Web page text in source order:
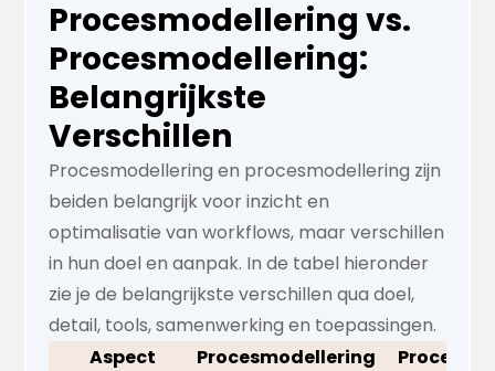
Procesmodellering vs.
Procesmodellering:
Belangrijkste
Verschillen
Procesmodellering en procesmodellering zijn
beiden belangrijk voor inzicht en
optimalisatie van workflows, maar verschillen
in hun doel en aanpak. In de tabel hieronder
zie je de belangrijkste verschillen qua doel,
detail, tools, samenwerking en toepassingen.
Aspect
Procesmodellering